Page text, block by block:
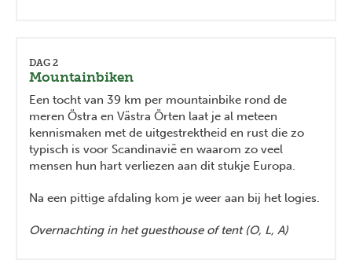
DAG 2
Mountainbiken
Een tocht van 39 km per mountainbike rond de
meren Östra en Västra Örten laat je al meteen
kennismaken met de uitgestrektheid en rust die zo
typisch is voor Scandinavië en waarom zo veel
mensen hun hart verliezen aan dit stukje Europa.
Na een pittige afdaling kom je weer aan bij het logies.
Overnachting in het guesthouse of tent (O, L, A)